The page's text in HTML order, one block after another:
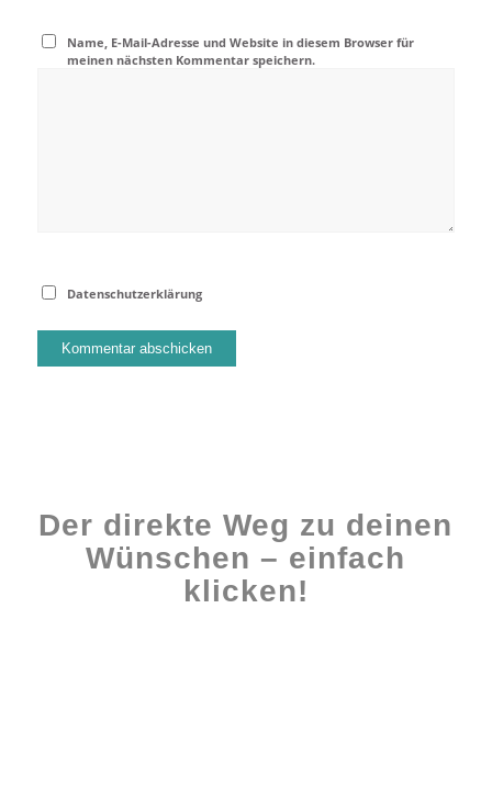
Name, E-Mail-Adresse und Website in diesem Browser für
meinen nächsten Kommentar speichern.
Datenschutzerklärung
Der direkte Weg zu deinen
Wünschen – einfach
klicken!